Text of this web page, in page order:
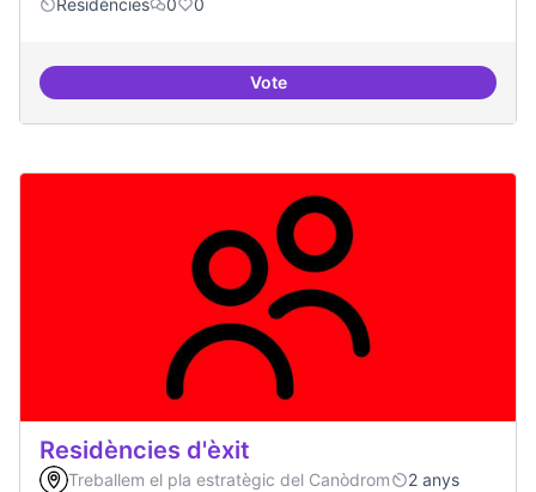
Residències 0 0
VoteResidències i governança
Residències d'èxit
Treballem el pla estratègic del Canòdrom
2 anys